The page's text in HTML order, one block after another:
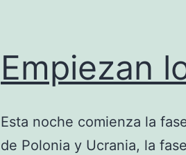
Empiezan
Esta noche comienza la
de Polonia y Ucrania, la